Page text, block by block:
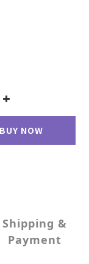
BUY NOW
Shipping &
Payment